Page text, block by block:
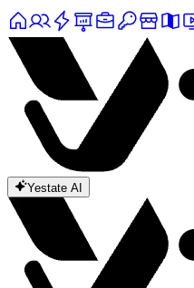
Yestate AI